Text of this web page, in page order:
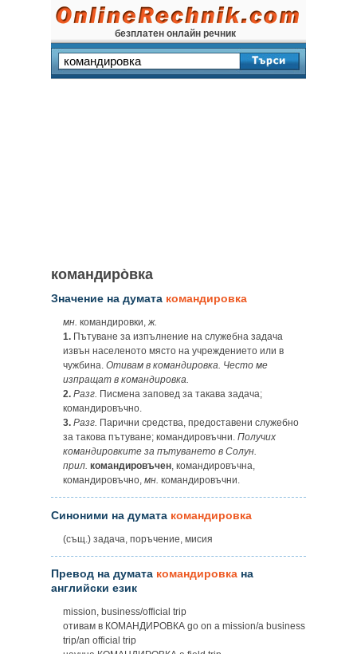
безплатен онлайн речник
командиро̀вка
Значение на думата командировка
мн. командировки,ж.
1. Пътуване за изпълнение на служебна задача
извън населеното място на учреждението или в
чужбина. Отивам в командировка. Често ме
изпращат в командировка.
2. Разг. Писмена заповед за такава задача;
командировъчно.
3. Разг. Парични средства, предоставени служебно
за такова пътуване; командировъчни. Получих
командировките за пътуването в Солун.
прил. командировъчен, командировъчна,
командировъчно, мн. командировъчни.
Синоними на думата командировка
(същ.) задача, поръчение, мисия
Превод на думата командировка на
английски език
mission, business/official trip
отивам в КОМАНДИРОВКА go on a mission/a business
trip/an official trip